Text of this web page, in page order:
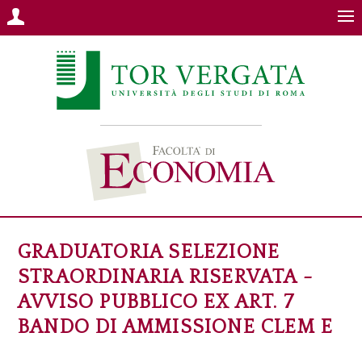
GRADUATORIA SELEZIONE
STRAORDINARIA RISERVATA -
AVVISO PUBBLICO EX ART. 7
BANDO DI AMMISSIONE CLEM E